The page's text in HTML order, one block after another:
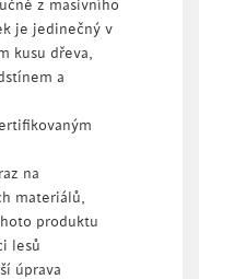
z masivního
je jedinečný v
kusu dřeva,
a
na
materiálů,
produktu
lesů
úprava